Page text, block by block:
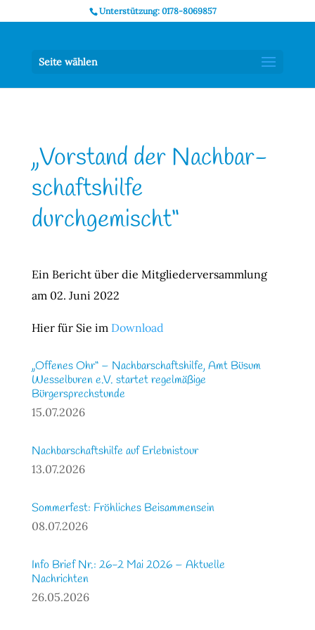
Unterstützung: 0178-8069857
Seite wählen
„Vorstand der Nach­bar­
schafts­hilfe
durchgemischt“
Ein Bericht über die Mit­glie­der­ver­samm­lung
am 02. Juni 2022
Hier für Sie im Download
„Offenes Ohr“ – Nachbarschaftshilfe, Amt Büsum
Wesselburen e.V. startet regelmäßige
Bürgersprechstunde
15.07.2026
Nachbarschaftshilfe auf Erlebnistour
13.07.2026
Sommerfest: Fröhliches Beisammensein
08.07.2026
Info Brief Nr.: 26-2 Mai 2026 – Aktuelle
Nachrichten
26.05.2026